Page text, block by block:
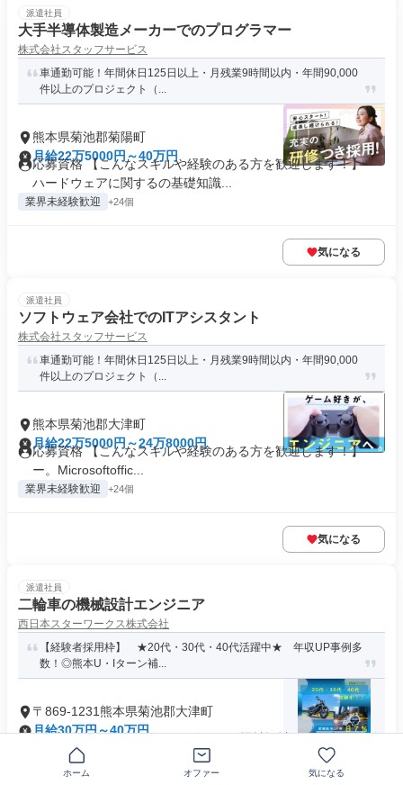
派遣社員
大手半導体製造メーカーでのプログラマー
株式会社スタッフサービス
車通勤可能！年間休日125日以上・月残業9時間以内・年間90,000
件以上のプロジェクト（...
熊本県菊池郡菊陽町
月給22万5000円～40万円
応募資格 【こんなスキルや経験のある方を歓迎します！】・
ハードウェアに関するの基礎知識...
業界未経験歓迎 +24個
気になる
派遣社員
ソフトウェア会社でのITアシスタント
株式会社スタッフサービス
車通勤可能！年間休日125日以上・月残業9時間以内・年間90,000
件以上のプロジェクト（...
熊本県菊池郡大津町
月給22万5000円～24万8000円
応募資格 【こんなスキルや経験のある方を歓迎します！】
ー。Microsoftoffic...
業界未経験歓迎 +24個
気になる
派遣社員
二輪車の機械設計エンジニア
西日本スターワークス株式会社
【経験者採用枠】 ★20代・30代・40代活躍中★ 年収UP事例多
数！◎熊本U・Iターン補...
〒869-1231熊本県菊池郡大津町
月給30万円～40万円
資格 ・CATIAもしくはNXを使用した機械設計がある方 ・板金
部品、樹脂製品に関する...
無期雇用派遣
ホーム オファー 気になる